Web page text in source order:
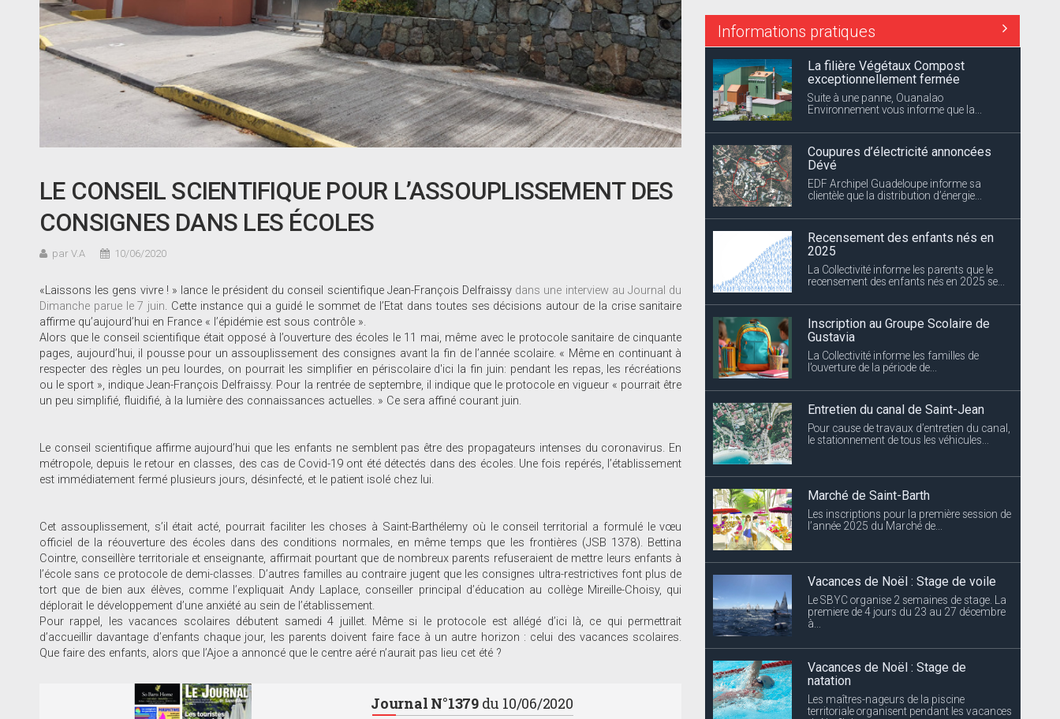
LE CONSEIL SCIENTIFIQUE POUR L’ASSOUPLISSEMENT DES
CONSIGNES DANS LES ÉCOLES
par V.A 10/06/2020
«Laissons les gens vivre ! » lance le président du conseil scientifique Jean-François Delfraissy dans une interview au Journal du
Dimanche parue le 7 juin. Cette instance qui a guidé le sommet de l’Etat dans toutes ses décisions autour de la crise sanitaire
affirme qu’aujourd’hui en France « l’épidémie est sous contrôle ».
Alors que le conseil scientifique était opposé à l’ouverture des écoles le 11 mai, même avec le protocole sanitaire de cinquante
pages, aujourd’hui, il pousse pour un assouplissement des consignes avant la fin de l’année scolaire. « Même en continuant à
respecter des règles un peu lourdes, on pourrait les simplifier en périscolaire d'ici la fin juin: pendant les repas, les récréations
ou le sport », indique Jean-François Delfraissy. Pour la rentrée de septembre, il indique que le protocole en vigueur « pourrait être
un peu simplifié, fluidifié, à la lumière des connaissances actuelles. » Ce sera affiné courant juin.
Le conseil scientifique affirme aujourd’hui que les enfants ne semblent pas être des propagateurs intenses du coronavirus. En
métropole, depuis le retour en classes, des cas de Covid-19 ont été détectés dans des écoles. Une fois repérés, l’établissement
est immédiatement fermé plusieurs jours, désinfecté, et le patient isolé chez lui.
Cet assouplissement, s’il était acté, pourrait faciliter les choses à Saint-Barthélemy où le conseil territorial a formulé le vœu
officiel de la réouverture des écoles dans des conditions normales, en même temps que les frontières (JSB 1378). Bettina
Cointre, conseillère territoriale et enseignante, affirmait pourtant que de nombreux parents refuseraient de mettre leurs enfants à
l’école sans ce protocole de demi-classes. D’autres familles au contraire jugent que les consignes ultra-restrictives font plus de
tort que de bien aux élèves, comme l’expliquait Andy Laplace, conseiller principal d’éducation au collège Mireille-Choisy, qui
déplorait le développement d’une anxiété au sein de l’établissement.
Pour rappel, les vacances scolaires débutent samedi 4 juillet. Même si le protocole est allégé d’ici là, ce qui permettrait
d’accueillir davantage d’enfants chaque jour, les parents doivent faire face à un autre horizon : celui des vacances scolaires.
Que faire des enfants, alors que l’Ajoe a annoncé que le centre aéré n’aurait pas lieu cet été ?
Journal N°1379du 10/06/2020
Informations pratiques
La filière Végétaux Compost
exceptionnellement fermée
Suite à une panne, Ouanalao
Environnement vous informe que la...
Coupures d’électricité annoncées
Dévé
EDF Archipel Guadeloupe informe sa
clientèle que la distribution d’énergie...
Recensement des enfants nés en
2025
La Collectivité informe les parents que le
recensement des enfants nés en 2025 se...
Inscription au Groupe Scolaire de
Gustavia
La Collectivité informe les familles de
l’ouverture de la période de...
Entretien du canal de Saint-Jean
Pour cause de travaux d’entretien du canal,
le stationnement de tous les véhicules...
Marché de Saint-Barth
Les inscriptions pour la première session de
l’année 2025 du Marché de...
Vacances de Noël : Stage de voile
Le SBYC organise 2 semaines de stage. La
premiere de 4 jours du 23 au 27 décembre
à...
Vacances de Noël : Stage de
natation
Les maîtres-nageurs de la piscine
territoriale organisent pendant les vacances